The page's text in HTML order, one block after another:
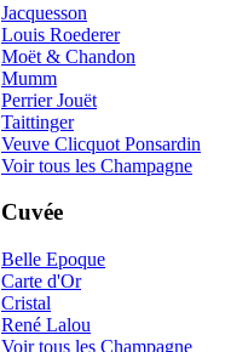
Jacquesson
Louis Roederer
Moët & Chandon
Mumm
Perrier Jouët
Taittinger
Veuve Clicquot Ponsardin
Voir tous les Champagne
Cuvée
Belle Epoque
Carte d'Or
Cristal
René Lalou
Voir tous les Champagne